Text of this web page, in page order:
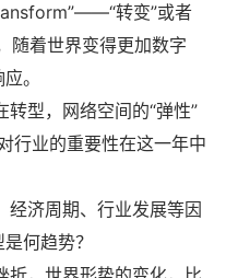
转变”或者
随着世界变得更加数字
。
型，网络空间的“弹性”
行业的重要性在这一年中
济周期、行业发展等因
何趋势？